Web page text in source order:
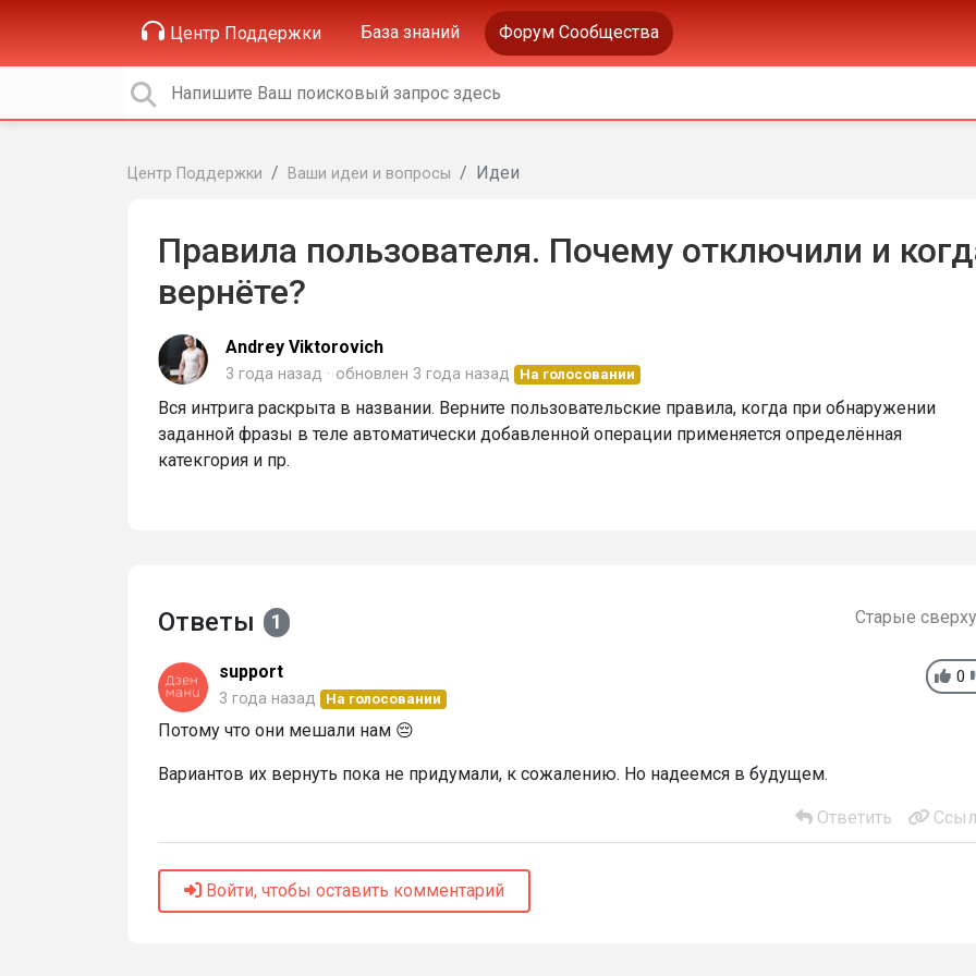
Центр Поддержки База знаний Форум Сообщества
Центр Поддержки Ваши идеи и вопросы Идеи
Правила пользователя. Почему отключили и
вернёте?
Andrey Viktorovich
3 года назад обновлен 3 года назад На голосовании
Вся интрига раскрыта в названии. Верните пользовательские правила, когда при обнаружении
заданной фразы в теле автоматически добавленной операции применяется определённая
катекгория и пр.
Ответы 1 Старые
0
support
3 года назад На голосовании
Потому что они мешали нам 😔
Вариантов их вернуть пока не придумали, к сожалению. Но надеемся в будущем.
Ответить
Войти, чтобы оставить комментарий